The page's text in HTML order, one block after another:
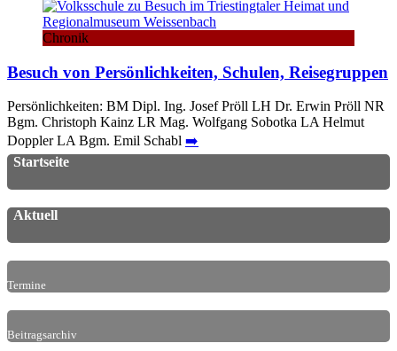
Chronik
Besuch von Persönlichkeiten, Schulen, Reisegruppen
Persönlichkeiten: BM Dipl. Ing. Josef Pröll LH Dr. Erwin Pröll NR
Bgm. Christoph Kainz LR Mag. Wolfgang Sobotka LA Helmut
Doppler LA Bgm. Emil Schabl ➡️
Startseite
Aktuell
Termine
Beitragsarchiv